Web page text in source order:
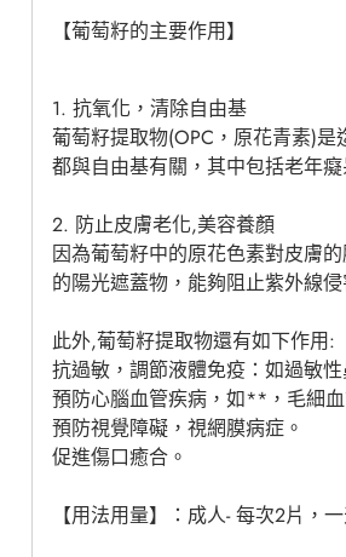
【葡萄籽的主要作用】
1. 抗氧化，清除自由基
葡萄籽提取物(OPC，原花青素)
都與自由基有關，其中包括老年
2. 防止皮膚老化,美容養顏
因為葡萄籽中的原花色素對皮膚
的陽光遮蓋物，能夠阻止紫外線
此外,葡萄籽提取物還有如下作用:
抗過敏，調節液體免疫：如過敏
預防心腦血管疾病，如**，毛細
預防視覺障礙，視網膜病症。
促進傷口癒合。
【用法用量】：成人- 每次2片，